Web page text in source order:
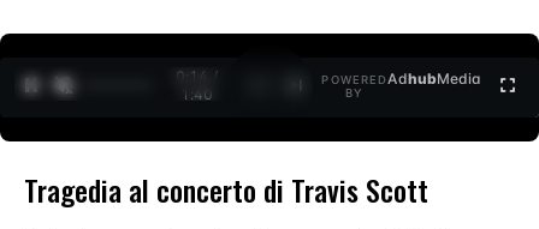
0:15 /
1:40
POWERED
BY
AdhubMedia
Tragedia al concerto di Travis Scott